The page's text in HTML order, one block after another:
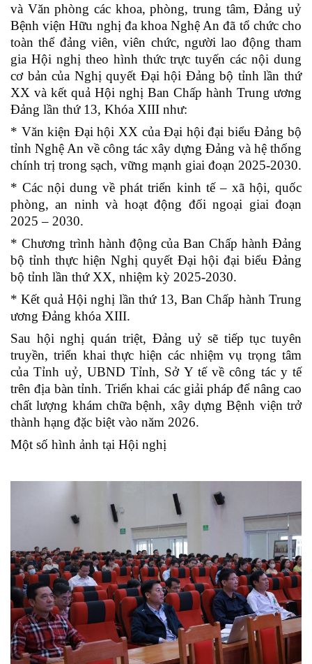
và Văn phòng các khoa, phòng, trung tâm, Đảng uỷ
Bệnh viện Hữu nghị đa khoa Nghệ An đã tổ chức cho
toàn thể đảng viên, viên chức, người lao động tham
gia Hội nghị theo hình thức trực tuyến các nội dung
cơ bản của Nghị quyết Đại hội Đảng bộ tỉnh lần thứ
XX và kết quả Hội nghị Ban Chấp hành Trung ương
Đảng lần thứ 13, Khóa XIII như:
* Văn kiện Đại hội XX của Đại hội đại biểu Đảng bộ
tỉnh Nghệ An về công tác xây dựng Đảng và hệ thống
chính trị trong sạch, vững mạnh giai đoạn 2025-2030.
* Các nội dung về phát triển kinh tế – xã hội, quốc
phòng, an ninh và hoạt động đối ngoại giai đoạn
2025 – 2030.
* Chương trình hành động của Ban Chấp hành Đảng
bộ tỉnh thực hiện Nghị quyết Đại hội đại biểu Đảng
bộ tỉnh lần thứ XX, nhiệm kỳ 2025-2030.
* Kết quả Hội nghị lần thứ 13, Ban Chấp hành Trung
ương Đảng khóa XIII.
Sau hội nghị quán triệt, Đảng uỷ sẽ tiếp tục tuyên
truyền, triển khai thực hiện các nhiệm vụ trọng tâm
của Tỉnh uỷ, UBND Tỉnh, Sở Y tế về công tác y tế
trên địa bàn tỉnh. Triển khai các giải pháp để nâng cao
chất lượng khám chữa bệnh, xây dựng Bệnh viện trở
thành hạng đặc biệt vào năm 2026.
Một số hình ảnh tại Hội nghị